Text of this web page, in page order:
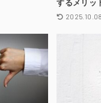
するメリッ
2025.10.08